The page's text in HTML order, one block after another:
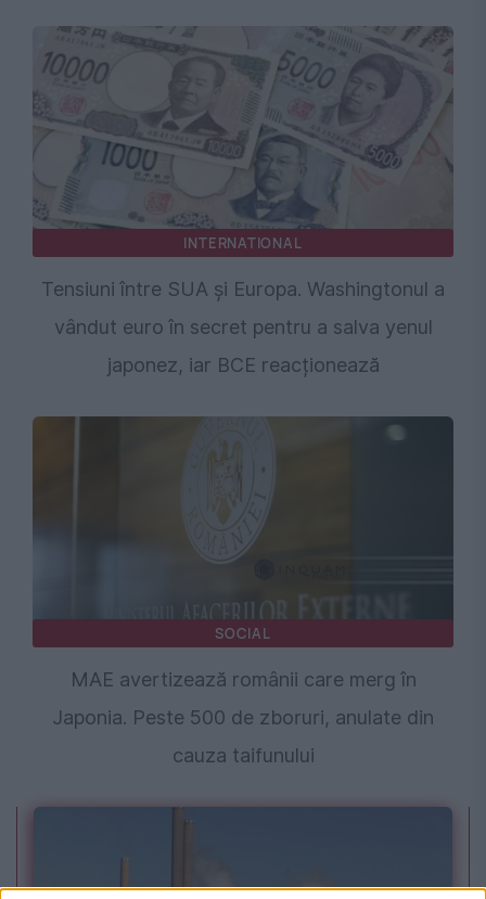
INTERNATIONAL
Tensiuni între SUA și Europa. Washingtonul a
vândut euro în secret pentru a salva yenul
japonez, iar BCE reacționează
SOCIAL
MAE avertizează românii care merg în
Japonia. Peste 500 de zboruri, anulate din
cauza taifunului